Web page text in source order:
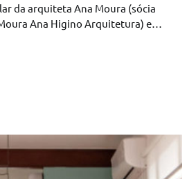
da arquiteta Ana Moura (sócia
Ana Higino Arquitetura) e…